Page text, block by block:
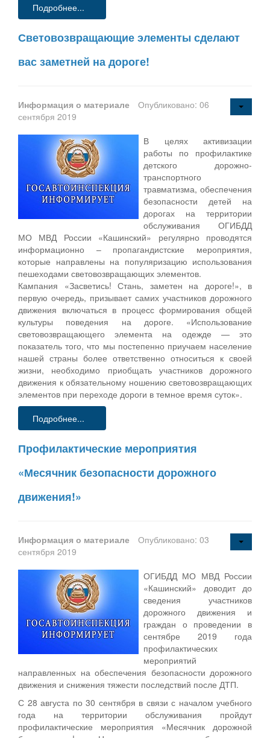
Подробнее...
Световозвращающие элементы сделают
вас заметней на дороге!
Информация о материале
Опубликовано: 06
сентября 2019
В целях активизации
работы по профилактике
детского дорожно-
транспортного
травматизма, обеспечения
безопасности детей на
дорогах на территории
обслуживания ОГИБДД
МО МВД России «Кашинский» регулярно проводятся
информационно – пропагандистские мероприятия,
которые направлены на популяризацию использования
пешеходами световозвращающих элементов.
Кампания «Засветись! Стань, заметен на дороге!», в
первую очередь, призывает самих участников дорожного
движения включаться в процесс формирования общей
культуры поведения на дороге. «Использование
световозвращающего элемента на одежде — это
показатель того, что мы постепенно приучаем население
нашей страны более ответственно относиться к своей
жизни, необходимо приобщать участников дорожного
движения к обязательному ношению световозвращающих
элементов при переходе дороги в темное время суток».
Подробнее...
Профилактические мероприятия
«Месячник безопасности дорожного
движения!»
Информация о материале
Опубликовано: 03
сентября 2019
ОГИБДД МО МВД России
«Кашинский» доводит до
сведения участников
дорожного движения и
граждан о проведении в
сентябре 2019 года
профилактических
мероприятий
направленных на обеспечения безопасности дорожного
движения и снижения тяжести последствий после ДТП.
С 28 августа по 30 сентября в связи с началом учебного
года на территории обслуживания пройдут
профилактические мероприятия «Месячник дорожной